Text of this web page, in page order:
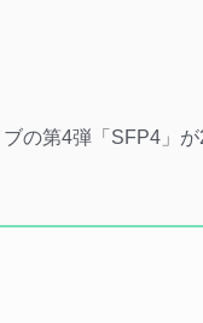
の第4弾「SFP4」